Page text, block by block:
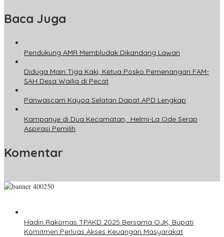
Baca Juga
Pendukung AMR Membludak Dikandang Lawan
Diduga Main Tiga Kaki, Ketua Posko Pemenangan FAM-
SAH Desa Wailia di Pecat
Panwascam Kayoa Selatan Dapat APD Lengkap
Kampanye di Dua Kecamatan, Helmi-La Ode Serap
Aspirasi Pemilih
Komentar
Hadiri Rakornas TPAKD 2025 Bersama OJK, Bupati
Komitmen Perluas Akses Keuangan Masyarakat